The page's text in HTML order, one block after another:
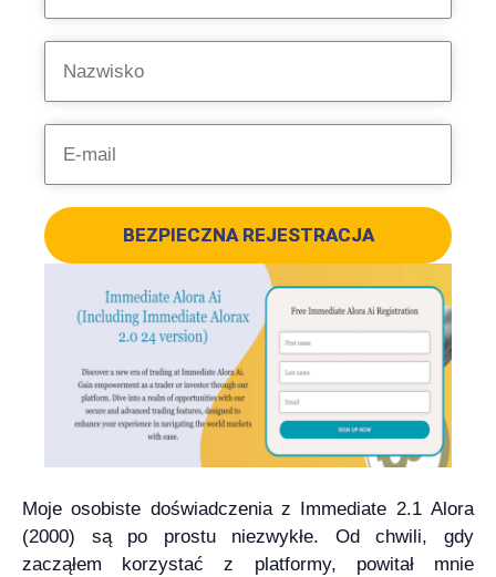
BEZPIECZNA REJESTRACJA
Moje osobiste doświadczenia z Immediate 2.1 Alora
(2000) są po prostu niezwykłe. Od chwili, gdy
zacząłem korzystać z platformy, powitał mnie